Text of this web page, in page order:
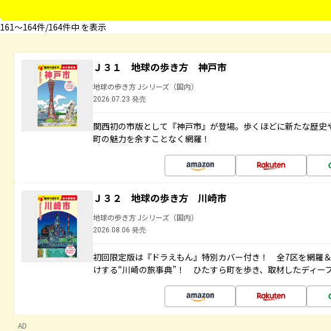
161〜164件/164件中 を表示
Ｊ３１ 地球の歩き方 神戸市
地球の歩き方 Jシリーズ（国内）
2026.07.23 発売
関西初の市版として『神戸市』が登場。歩くほどに新たな歴
町の魅力を余すことなく網羅！
Ｊ３２ 地球の歩き方 川崎市
地球の歩き方 Jシリーズ（国内）
2026.08.06 発売
初回限定版は『ドラえもん』特別カバー付き！ 全7区を網羅
けする“川崎の旅事典”！ ひたすら町を歩き、取材したディー
AD